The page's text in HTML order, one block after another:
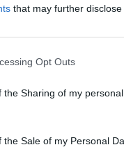
that may further
Opt Outs
Sharing of my personal
Sale of my Personal